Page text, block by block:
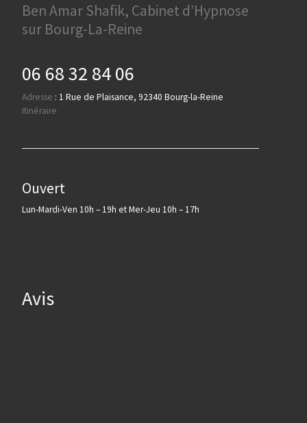
Ben Amar Shafik, Cabinet d’Hypnose
sur Bourg-La-Reine
06 68 32 84 06
Adresse : 1 Rue de Plaisance, 92340 Bourg-la-Reine
Itinéraire
Ouvert
Lun-Mardi-Ven 10h – 19h et Mer-Jeu 10h – 17h
Avis